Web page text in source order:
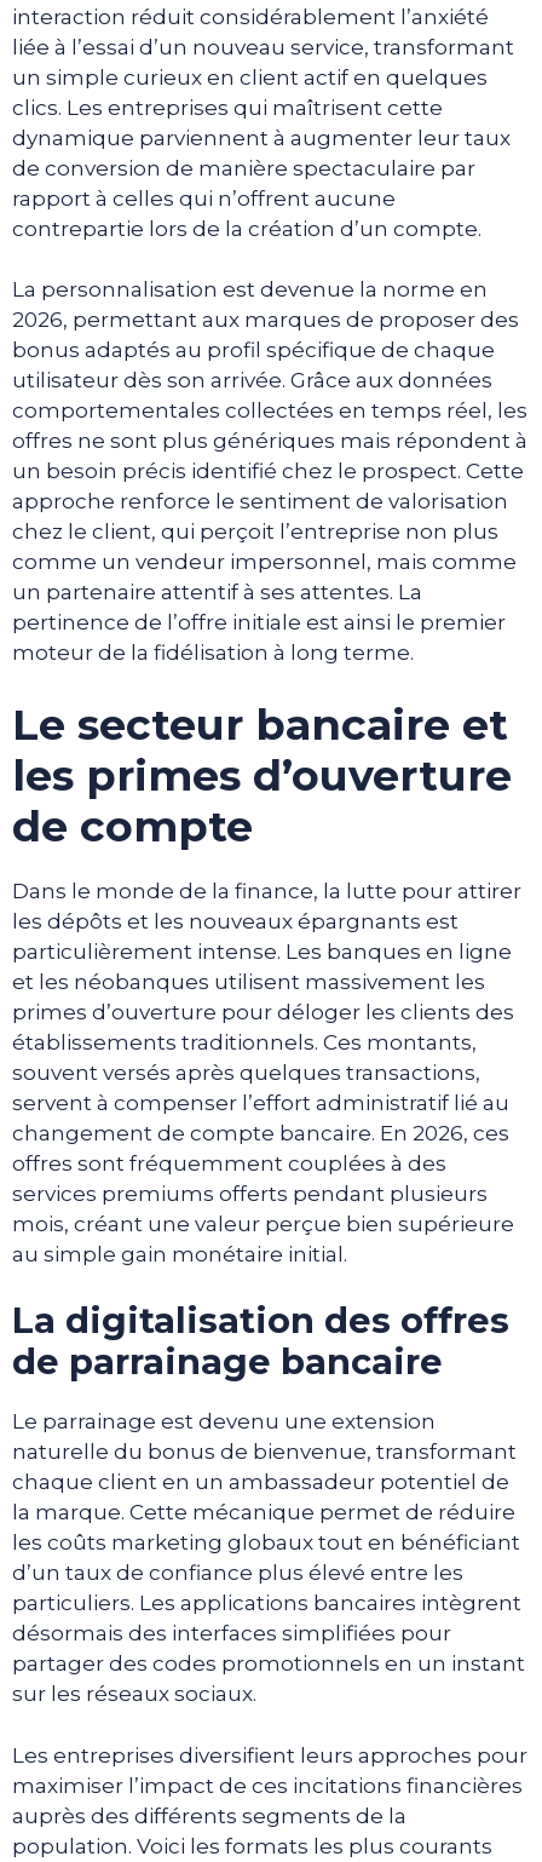
interaction réduit considérablement l’anxiété
liée à l’essai d’un nouveau service, transformant
un simple curieux en client actif en quelques
clics. Les entreprises qui maîtrisent cette
dynamique parviennent à augmenter leur taux
de conversion de manière spectaculaire par
rapport à celles qui n’offrent aucune
contrepartie lors de la création d’un compte.
La personnalisation est devenue la norme en
2026, permettant aux marques de proposer des
bonus adaptés au profil spécifique de chaque
utilisateur dès son arrivée. Grâce aux données
comportementales collectées en temps réel, les
offres ne sont plus génériques mais répondent à
un besoin précis identifié chez le prospect. Cette
approche renforce le sentiment de valorisation
chez le client, qui perçoit l’entreprise non plus
comme un vendeur impersonnel, mais comme
un partenaire attentif à ses attentes. La
pertinence de l’offre initiale est ainsi le premier
moteur de la fidélisation à long terme.
Le secteur bancaire et
les primes d’ouverture
de compte
Dans le monde de la finance, la lutte pour attirer
les dépôts et les nouveaux épargnants est
particulièrement intense. Les banques en ligne
et les néobanques utilisent massivement les
primes d’ouverture pour déloger les clients des
établissements traditionnels. Ces montants,
souvent versés après quelques transactions,
servent à compenser l’effort administratif lié au
changement de compte bancaire. En 2026, ces
offres sont fréquemment couplées à des
services premiums offerts pendant plusieurs
mois, créant une valeur perçue bien supérieure
au simple gain monétaire initial.
La digitalisation des offres
de parrainage bancaire
Le parrainage est devenu une extension
naturelle du bonus de bienvenue, transformant
chaque client en un ambassadeur potentiel de
la marque. Cette mécanique permet de réduire
les coûts marketing globaux tout en bénéficiant
d’un taux de confiance plus élevé entre les
particuliers. Les applications bancaires intègrent
désormais des interfaces simplifiées pour
partager des codes promotionnels en un instant
sur les réseaux sociaux.
Les entreprises diversifient leurs approches pour
maximiser l’impact de ces incitations financières
auprès des différents segments de la
population. Voici les formats les plus courants